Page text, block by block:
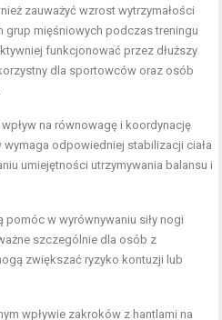
zauważyćwzrost wytrzymałości
grup mięśniowych podczas treningu
funkcjonować przez dłuższy
dla sportowców oraz osób
na równowagę i koordynację
odpowiedniej stabilizacji ciała
umiejętności utrzymywania balansu i
pomóc w wyrównywaniu siły nogi
szczególnie dla osób z
zwiększać ryzyko kontuzji lub
wpływie zakroków z hantlami na